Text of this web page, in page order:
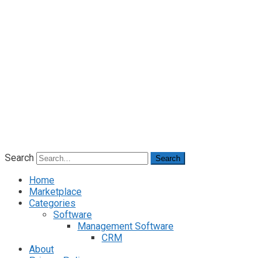
Search Search
Home
Marketplace
Categories
Software
Management Software
CRM
About